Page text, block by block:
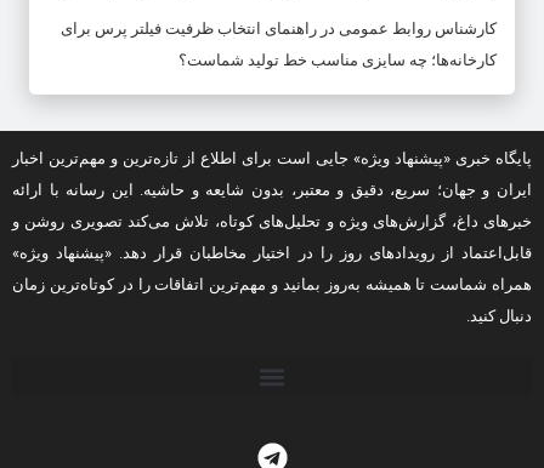
کارشناس روابط عمومی در راهنمای انتخاب ظرفیت فیلتر پرس برای
کارخانه‌ها؛ چه سایزی مناسب خط تولید شماست؟
پایگاه خبری «پیشنهاد ویژه» جایی است برای اطلاع از تازه‌ترین و مهم‌ترین اخبار
ایران و جهان؛ سریع، دقیق و معتبر، بدون شایعه و حاشیه. این رسانه با ارائه
خبرهای داغ، گزارش‌های ویژه و تحلیل‌های کوتاه، تلاش می‌کند تصویری روشن و
قابل‌اعتماد از رویدادهای روز را در اختیار مخاطبان قرار دهد. «پیشنهاد ویژه»
همراه شماست تا همیشه به‌روز بمانید و مهم‌ترین اتفاقات را در کوتاه‌ترین زمان
دنبال کنید.